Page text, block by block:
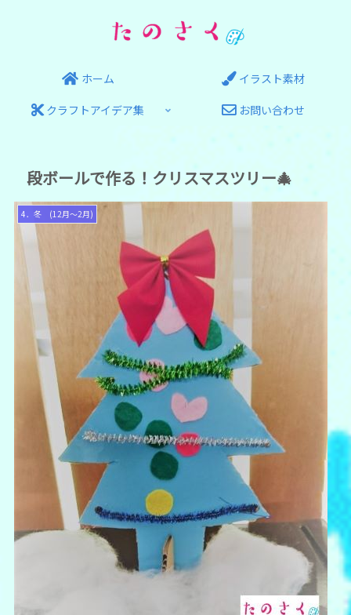
ホーム
イラスト素材
クラフトアイデア集
お問い合わせ
段ボールで作る！クリスマスツリー🎄
4．冬 (12月～2月)